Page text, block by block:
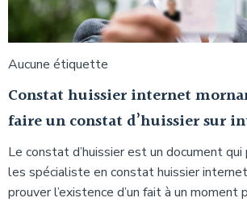
Aucune étiquette
Constat huissier internet
faire un constat d’huissier sur
Le constat d’huissier est un document
les spécialiste en constat huissier
prouver l’existence d’un fait à un